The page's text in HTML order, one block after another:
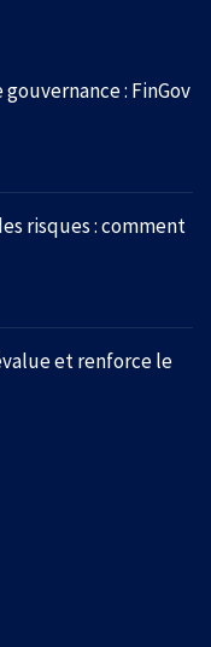
: FinGov
risques : comment
et renforce le